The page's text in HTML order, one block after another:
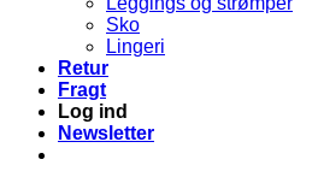
Sko
Lingeri
Retur
Fragt
Log ind
Newsletter